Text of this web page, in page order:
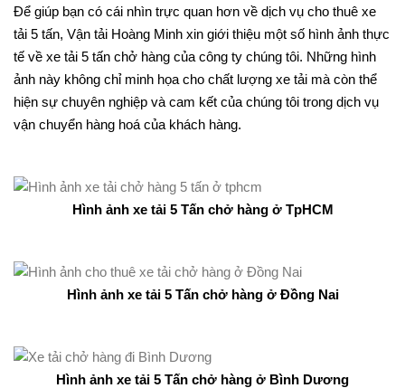
Để giúp bạn có cái nhìn trực quan hơn về dịch vụ cho thuê xe
tải 5 tấn, Vận tải Hoàng Minh xin giới thiệu một số hình ảnh thực
tế về xe tải 5 tấn chở hàng của công ty chúng tôi. Những hình
ảnh này không chỉ minh họa cho chất lượng xe tải mà còn thể
hiện sự chuyên nghiệp và cam kết của chúng tôi trong dịch vụ
vận chuyển hàng hoá của khách hàng.
Hình ảnh xe tải 5 Tấn chở hàng ở TpHCM
Hình ảnh xe tải 5 Tấn chở hàng ở Đồng Nai
Hình ảnh xe tải 5 Tấn chở hàng ở Bình Dương